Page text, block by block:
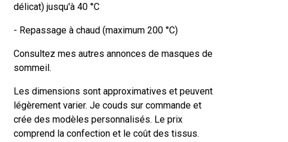
délicat) jusqu'à 40 °C
- Repassage à chaud (maximum 200 °C)
Consultez mes autres annonces de masques de
sommeil.
Les dimensions sont approximatives et peuvent
légèrement varier. Je couds sur commande et
crée des modèles personnalisés. Le prix
comprend la confection et le coût des tissus.